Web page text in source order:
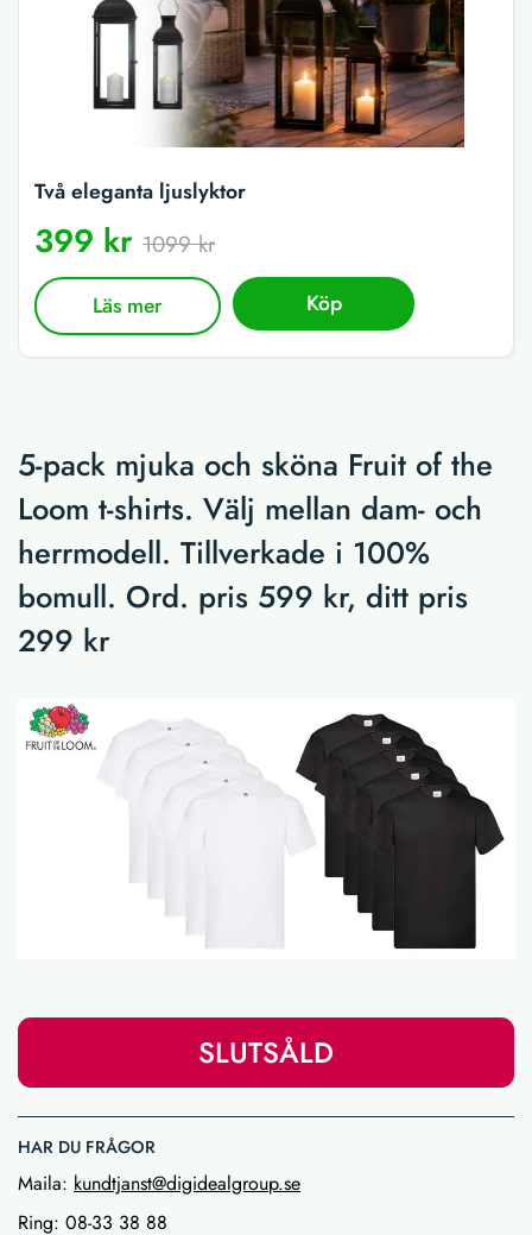
Två eleganta ljuslyktor
399 kr 1099 kr
Läs mer Köp
5-pack mjuka och sköna Fruit of the
Loom t-shirts. Välj mellan dam- och
herrmodell. Tillverkade i 100%
bomull. Ord. pris 599 kr, ditt pris
299 kr
SLUTSÅLD
HAR DU FRÅGOR
Maila: kundtjanst@digidealgroup.se
Ring: 08-33 38 88